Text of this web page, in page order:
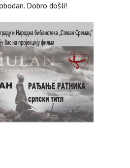
Dobro došli!